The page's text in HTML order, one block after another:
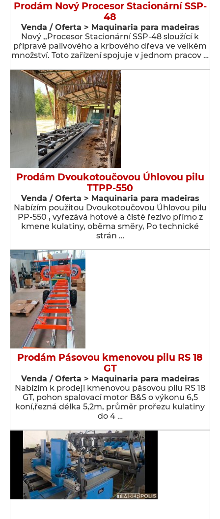
Prodám Nový Procesor Stacionární SSP-
48
Venda / Oferta > Maquinaria para madeiras
Nový ,,Procesor Stacionární SSP-48 sloužící k
přípravě palivového a krbového dřeva ve velkém
množství. Toto zařízení spojuje v jednom pracov …
Prodám Dvoukotoučovou Úhlovou pilu
TTPP-550
Venda / Oferta > Maquinaria para madeiras
Nabízím použitou Dvoukotoučovou Úhlovou pilu
PP-550 , vyřezává hotové a čisté řezivo přímo z
kmene kulatiny, oběma směry, Po technické
strán …
Prodám Pásovou kmenovou pilu RS 18
GT
Venda / Oferta > Maquinaria para madeiras
Nabízím k prodeji kmenovou pásovou pilu RS 18
GT, pohon spalovací motor B&S o výkonu 6,5
koní,řezná délka 5,2m, průměr prořezu kulatiny
do 4 …